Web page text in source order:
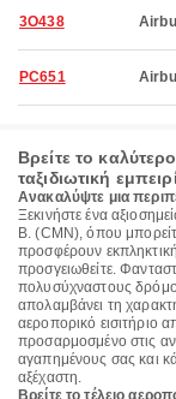
3O438
PC651
Βρείτε το
ταξιδιωτική
Ανακαλύψτε μια
Ξεκινήστε ένα
Β. (CMN), όπου
προσφέρουν
προσγειωθείτε.
πολυσύχναστους
απολαμβάνει τη
αεροπορικό εισιτήριο
προσαρμοσμένο στις
αγαπημένους σας και
αξέχαστη.
Βρείτε το τέλειο